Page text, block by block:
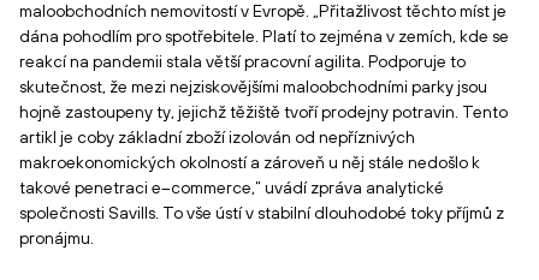
maloobchodních nemovitostí v Evropě. „Přitažlivost těchto míst je
dána pohodlím pro spotřebitele. Platí to zejména v zemích, kde se
reakcí na pandemii stala větší pracovní agilita. Podporuje to
skutečnost, že mezi nejziskovějšími maloobchodními parky jsou
hojně zastoupeny ty, jejichž těžiště tvoří prodejny potravin. Tento
artikl je coby základní zboží izolován od nepříznivých
makroekonomických okolností a zároveň u něj stále nedošlo k
takové penetraci e–commerce,“ uvádí zpráva analytické
společnosti Savills. To vše ústí v stabilní dlouhodobé toky příjmů z
pronájmu.